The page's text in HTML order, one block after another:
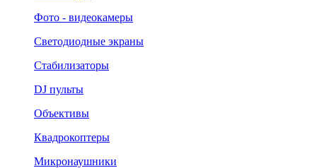
Фото - видеокамеры
Светодиодные экраны
Стабилизаторы
DJ пульты
Объективы
Квадрокоптеры
Микронаушники